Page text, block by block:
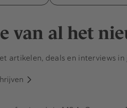
van al het
artikelen, deals en interviews